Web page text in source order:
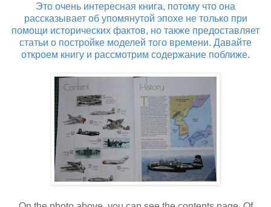
Это очень интересная книга, потому что она
рассказывает об упомянутой эпохе не только при
помощи исторических фактов, но также предоставляет
статьи о постройке моделей того времени. Давайте
откроем книгу и рассмотрим содержание поближе.